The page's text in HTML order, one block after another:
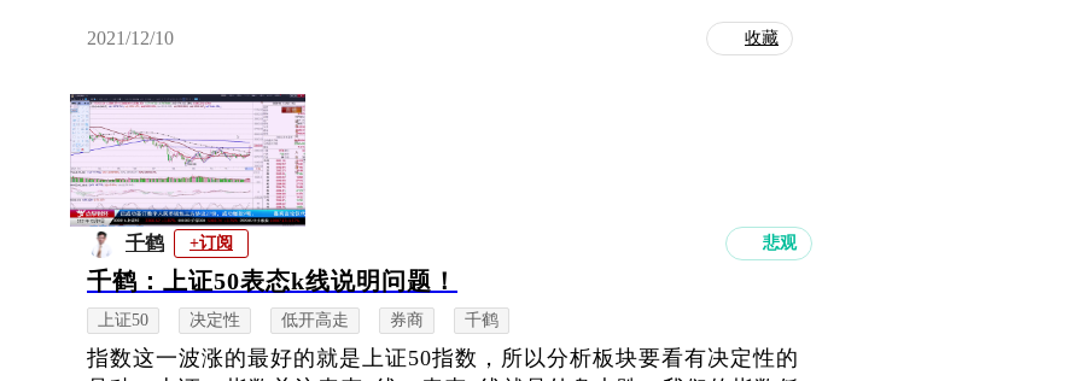
2021/12/10 收藏
千鹤 +订阅 悲观
千鹤：上证50表态k线说明问题！
上证50 决定性 低开高走 券商 千鹤
指数这一波涨的最好的就是上证50指数，所以分析板块要看有决定性的